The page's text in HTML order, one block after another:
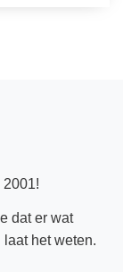
2001!
dat er wat
het weten.